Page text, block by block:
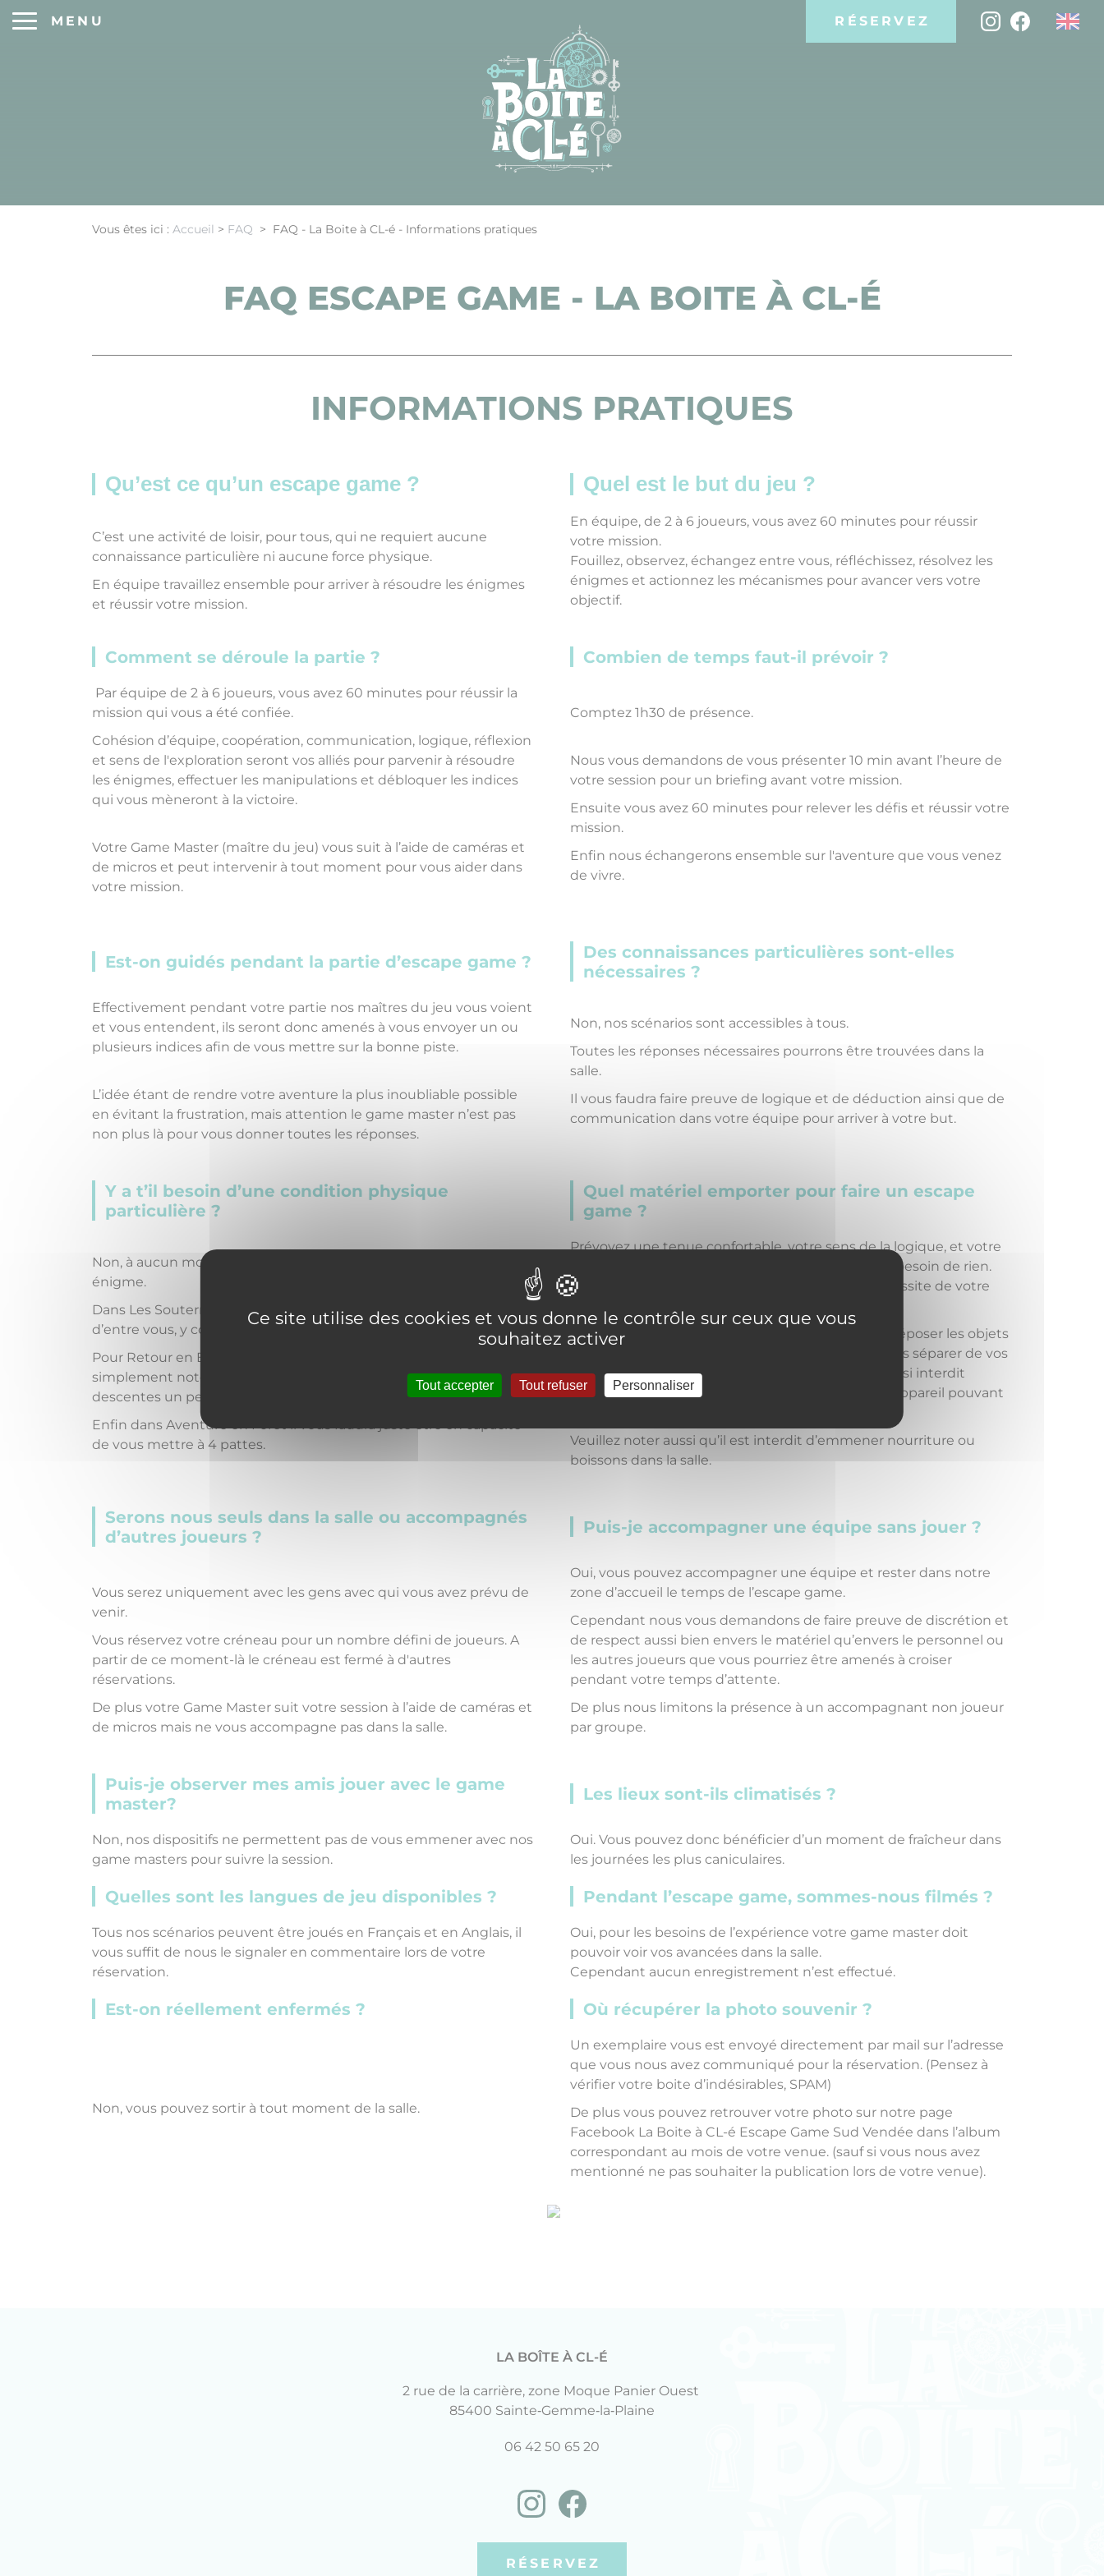
MENU RÉSERVEZ
Vous êtes ici : Accueil > FAQ > FAQ - La Boite à CL-é - Informations pratiques
FAQ ESCAPE GAME - LA BOITE À CL-É
INFORMATIONS PRATIQUES
Qu’est ce qu’un escape game ? Quel est le but du jeu ?
C’est une activité de loisir, pour tous, qui ne requiert aucune
connaissance particulière ni aucune force physique.
En équipe travaillez ensemble pour arriver à résoudre les énigmes
et réussir votre mission.
En équipe, de 2 à 6 joueurs, vous avez 60 minutes pour réussir
votre mission.
Fouillez, observez, échangez entre vous, réfléchissez, résolvez les
énigmes et actionnez les mécanismes pour avancer vers votre
objectif.
Comment se déroule la partie ? Combien de temps faut-il prévoir ?
Par équipe de 2 à 6 joueurs, vous avez 60 minutes pour réussir la
mission qui vous a été confiée.
Cohésion d’équipe, coopération, communication, logique, réflexion
et sens de l'exploration seront vos alliés pour parvenir à résoudre
les énigmes, effectuer les manipulations et débloquer les indices
qui vous mèneront à la victoire.
Votre Game Master (maître du jeu) vous suit à l’aide de caméras et
de micros et peut intervenir à tout moment pour vous aider dans
votre mission.
Comptez 1h30 de présence.
Nous vous demandons de vous présenter 10 min avant l’heure de
votre session pour un briefing avant votre mission.
Ensuite vous avez 60 minutes pour relever les défis et réussir votre
mission.
Enfin nous échangerons ensemble sur l'aventure que vous venez
de vivre.
Est-on guidés pendant la partie d’escape game ?
Des connaissances particulières sont-elles
nécessaires ?
Effectivement pendant votre partie nos maîtres du jeu vous voient
et vous entendent, ils seront donc amenés à vous envoyer un ou
plusieurs indices afin de vous mettre sur la bonne piste.
L’idée étant de rendre votre aventure la plus inoubliable possible
en évitant la frustration, mais attention le game master n’est pas
non plus là pour vous donner toutes les réponses.
Non, nos scénarios sont accessibles à tous.
Toutes les réponses nécessaires pourrons être trouvées dans la
salle.
Il vous faudra faire preuve de logique et de déduction ainsi que de
communication dans votre équipe pour arriver à votre but.
Y a t’il besoin d’une condition physique
particulière ?
Quel matériel emporter pour faire un escape
game ?
Non, à aucun moment la force n’est requise pour résoudre une
énigme.
Dans Les Souterrains de Richelieu nous pouvons accueillir chacun
d’entre vous, y compris les personnes à mobilité réduite.
Pour Retour en Enfance aucune forme physique particulière,
simplement noter qu’il peut y avoir quelques montées ou
descentes un peu plus physiques.
Enfin dans Aventure en Forêt il vous faudra juste être en capacité
de vous mettre à 4 pattes.
Prévoyez une tenue confortable, votre sens de la logique, et votre
sens de la communication à part ça vous n’aurez besoin de rien.
Tout le matériel qui pourrait être requis pour la réussite de votre
Des casiers seront mis à votre disposition pour y déposer les objets
personnels, nous vous demandons en effet de vous séparer de vos
téléphones et montres pendant la partie. Il est aussi interdit
d’emmener une caméra avec vous ou tout autre appareil pouvant
Veuillez noter aussi qu’il est interdit d’emmener nourriture ou
boissons dans la salle.
Serons nous seuls dans la salle ou accompagnés
d’autres joueurs ?
Puis-je accompagner une équipe sans jouer ?
Vous serez uniquement avec les gens avec qui vous avez prévu de
venir.
Vous réservez votre créneau pour un nombre défini de joueurs. A
partir de ce moment-là le créneau est fermé à d'autres
réservations.
De plus votre Game Master suit votre session à l’aide de caméras et
de micros mais ne vous accompagne pas dans la salle.
Oui, vous pouvez accompagner une équipe et rester dans notre
zone d’accueil le temps de l’escape game.
Cependant nous vous demandons de faire preuve de discrétion et
de respect aussi bien envers le matériel qu’envers le personnel ou
les autres joueurs que vous pourriez être amenés à croiser
pendant votre temps d’attente.
De plus nous limitons la présence à un accompagnant non joueur
par groupe.
Puis-je observer mes amis jouer avec le game
master?
Les lieux sont-ils climatisés ?
Non, nos dispositifs ne permettent pas de vous emmener avec nos
game masters pour suivre la session.
Oui. Vous pouvez donc bénéficier d’un moment de fraîcheur dans
les journées les plus caniculaires.
Quelles sont les langues de jeu disponibles ? Pendant l’escape game, sommes-nous filmés ?
Tous nos scénarios peuvent être joués en Français et en Anglais, il
vous suffit de nous le signaler en commentaire lors de votre
réservation.
Oui, pour les besoins de l’expérience votre game master doit
pouvoir voir vos avancées dans la salle.
Cependant aucun enregistrement n’est effectué.
Est-on réellement enfermés ? Où récupérer la photo souvenir ?
Non, vous pouvez sortir à tout moment de la salle.
Un exemplaire vous est envoyé directement par mail sur l’adresse
que vous nous avez communiqué pour la réservation. (Pensez à
vérifier votre boite d’indésirables, SPAM)
De plus vous pouvez retrouver votre photo sur notre page
Facebook La Boite à CL-é Escape Game Sud Vendée dans l’album
correspondant au mois de votre venue. (sauf si vous nous avez
mentionné ne pas souhaiter la publication lors de votre venue).
LA BOÎTE À CL-É
2 rue de la carrière, zone Moque Panier Ouest
85400 Sainte‑Gemme‑la‑Plaine
06 42 50 65 20
RÉSERVEZ
Ce site utilise des cookies et vous donne le contrôle sur ceux que vous
souhaitez activer
Tout accepter Tout refuser Personnaliser